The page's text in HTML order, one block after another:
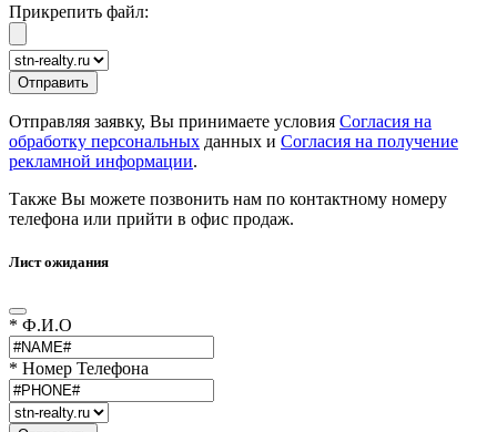
Прикрепить файл:
Отправляя заявку, Вы принимаете условия Согласия на
обработку персональных данных и Согласия на получение
рекламной информации.
Также Вы можете позвонить нам по контактному номеру
телефона или прийти в офис продаж.
Лист ожидания
* Ф.И.О
* Номер Телефона